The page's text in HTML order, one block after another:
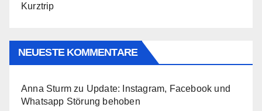
Kurztrip
NEUESTE KOMMENTARE
Anna Sturm zu Update: Instagram, Facebook und
Whatsapp Störung behoben